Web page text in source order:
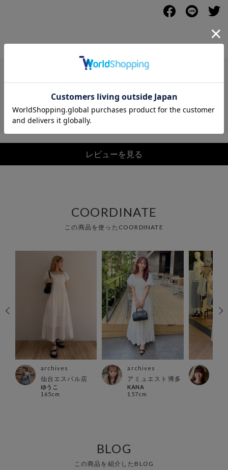
レビュー
レビューを見る
COORDINATE
この商品を使ったCOORDINATE
archives
仙台エスパル店
ゆうこ
165cm
archives
アミュエスト博多
KANA
157cm
BLOG
この商品を紹介したBLOG